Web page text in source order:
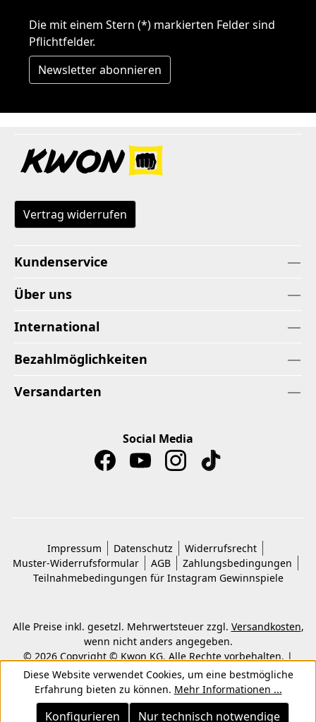
Die mit einem Stern (*) markierten Felder sind
Pflichtfelder.
Newsletter abonnieren
Vertrag widerrufen
Kundenservice
Über uns
International
Bezahlmöglichkeiten
Versandarten
Social Media
Impressum Datenschutz
Widerrufsrecht
Muster-Widerrufsformular
AGB
Zahlungsbedingungen
Teilnahmebedingungen für Instagram Gewinnspiele
Alle Preise inkl. gesetzl. Mehrwertsteuer zzgl. Versandkosten,
wenn nicht anders angegeben.
© 2026 Copyright © Kwon KG. Alle Rechte vorbehalten. |
Umsetzung durchShopware-Agentur ECONSOR
Diese Website verwendet Cookies, um eine bestmögliche
Erfahrung bieten zu können. Mehr Informationen ...
Nur technisch notwendige
Konfigurieren